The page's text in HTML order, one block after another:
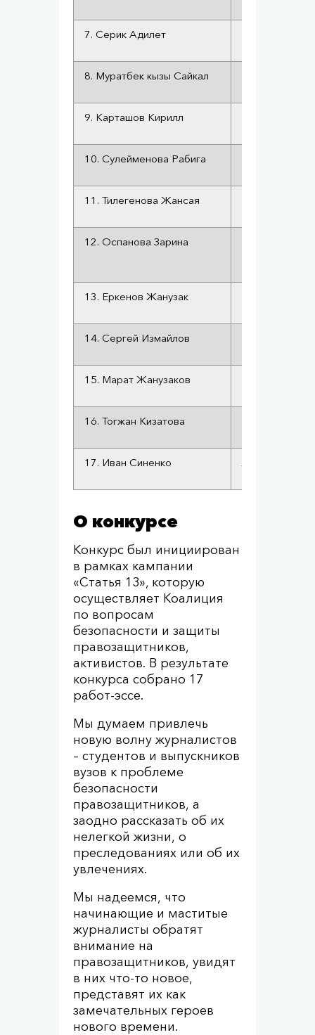
7. Серик Адилет
8. Муратбек кызы Сайкал
9. Карташов Кирилл
10. Сулейменова Рабига
11. Тилегенова Жансая
12. Оспанова Зарина
13. Еркенов Жанузак
14. Сергей Измайлов
15. Марат Жанузаков
16. Тогжан Кизатова
17. Иван Синенко
О конкурсе
Конкурс был инициирован
в рамках кампании
«Статья 13», которую
осуществляет Коалиция
по вопросам
безопасности и защиты
правозащитников,
активистов. В результате
конкурса собрано 17
работ-эссе.
Мы думаем привлечь
новую волну журналистов
– студентов и выпускников
вузов к проблеме
безопасности
правозащитников, а
заодно рассказать об их
нелегкой жизни, о
преследованиях или об их
увлечениях.
Мы надеемся, что
начинающие и маститые
журналисты обратят
внимание на
правозащитников, увидят
в них что-то новое,
представят их как
замечательных героев
нового времени.